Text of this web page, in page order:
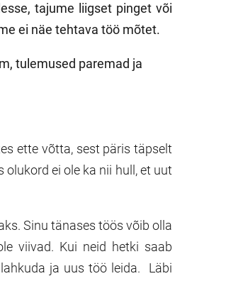
tajume liigset pinget või
ei näe tehtava töö mõtet.
tulemused paremad ja
ette võtta, sest päris täpselt
ei ole ka nii hull, et uut
Sinu tänases töös võib olla
viivad. Kui neid hetki saab
ja uus töö leida. Läbi